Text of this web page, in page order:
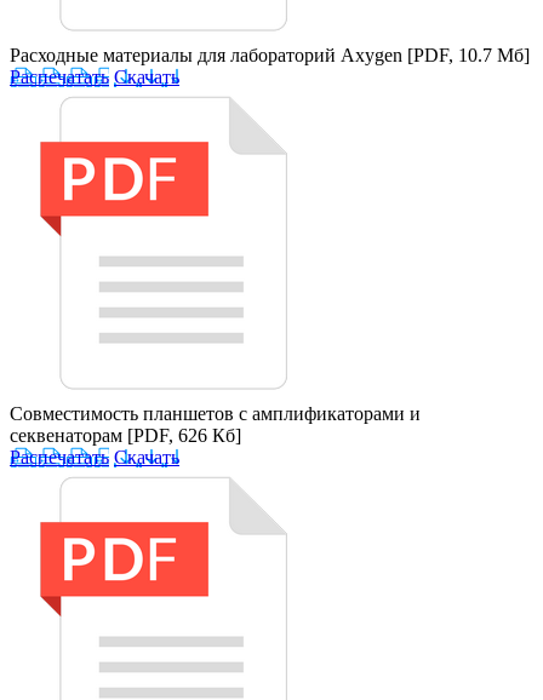
Расходные материалы для лабораторий Axygen [PDF, 10.7 Мб]
Распечатать Скачать
Совместимость планшетов с амплификаторами и
секвенаторам [PDF, 626 Кб]
Распечатать Скачать